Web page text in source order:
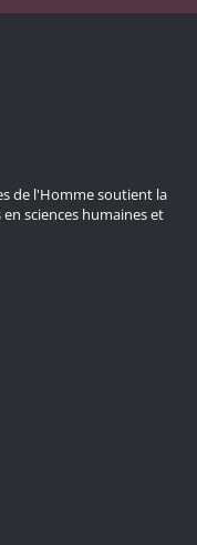
de l'Homme soutient la
sciences humaines et